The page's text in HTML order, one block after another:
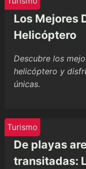
Los Mejores
Helicóptero
Descubre los
helicóptero y
únicas.
De playas
transitadas:
Turismo